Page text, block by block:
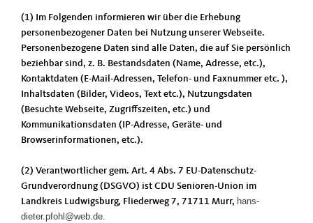
(1) Im Folgenden informieren wir über die Erhebung
personenbezogener Daten bei Nutzung unserer Webseite.
Personenbezogene Daten sind alle Daten, die auf Sie persönlich
beziehbar sind, z. B. Bestandsdaten (Name, Adresse, etc.),
Kontaktdaten (E-Mail-Adressen, Telefon- und Faxnummer etc. ),
Inhaltsdaten (Bilder, Videos, Text etc.), Nutzungsdaten
(Besuchte Webseite, Zugriffszeiten, etc.) und
Kommunikationsdaten (IP-Adresse, Geräte- und
Browserinformationen, etc.).
(2) Verantwortlicher gem. Art. 4 Abs. 7 EU-Datenschutz-
Grundverordnung (DSGVO) ist CDU Senioren-Union im
Landkreis Ludwigsburg, Fliederweg 7, 71711 Murr, hans-
dieter.pfohl@web.de.